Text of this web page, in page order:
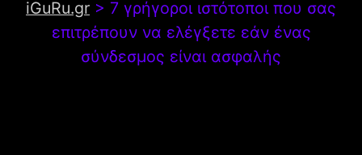
iGuRu.gr > 7 γρήγοροι ιστότοποι που σας
επιτρέπουν να ελέγξετε εάν ένας
σύνδεσμος είναι ασφαλής